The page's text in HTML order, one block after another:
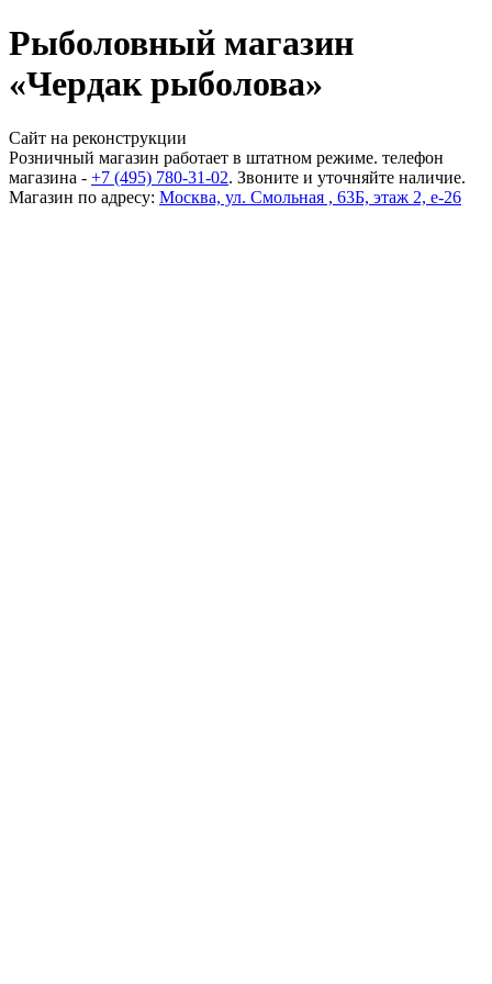
Рыболовный магазин
«Чердак рыболова»
Сайт на реконструкции
Розничный магазин работает в штатном режиме. телефон
магазина - +7 (495) 780-31-02. Звоните и уточняйте наличие.
Магазин по адресу: Москва, ул. Смольная , 63Б, этаж 2, е-26